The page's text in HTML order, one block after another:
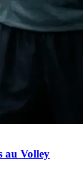
au Volley